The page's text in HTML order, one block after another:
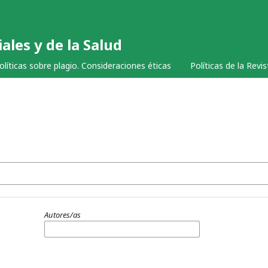
y de la Salud
sobre plagio. Consideraciones éticas Políticas de la
Autores/as